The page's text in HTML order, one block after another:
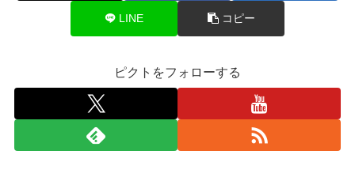
LINE コピー
ピクトをフォローする